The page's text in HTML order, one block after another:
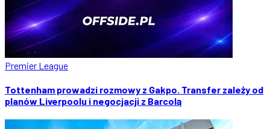
Premier League
Tottenham prowadzi rozmowy z Gakpo. Transfer zależy od
planów Liverpoolu i negocjacji z Barcolą